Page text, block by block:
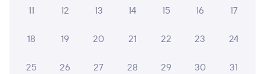
Проверьте актуальное расписание рейсов РЖД из Куйтуна
в Владимир. Обратите внимание, расписание может
расписание движения поездов в 2026 году.
Подробнее
11 12 13 14 15 16 17
18 19 20 21 22 23 24
25 26 27 28 29 30 31